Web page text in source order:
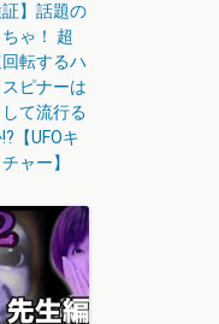
証】話題の
ゃ！ 超
転するハ
スピナーは
して流行る
【UFOキ
ャー】